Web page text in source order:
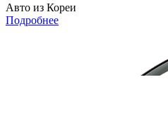
Авто из Кореи
Подробнее